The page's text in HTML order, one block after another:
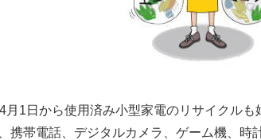
月1日から使用済み小型家電のリサイクルも
携帯電話、デジタルカメラ、ゲーム機、時